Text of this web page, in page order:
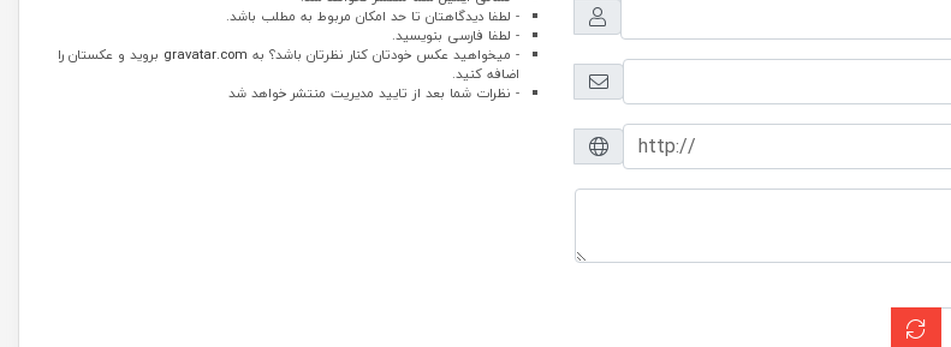
- لطفا دیدگاهتان تا حد امکان مربوط به مطلب باشد.
- لطفا فارسی بنویسید.
- میخواهید عکس خودتان کنار نظرتان باشد؟ به gravatar.com بروید و عکستان را
اضافه کنید.
- نظرات شما بعد از تایید مدیریت منتشر خواهد شد